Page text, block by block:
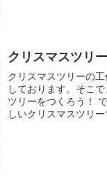
クリスマスツリ
クリスマスツリーの
しております。そこ
ツリーをつくろう！
しいクリスマスツリ